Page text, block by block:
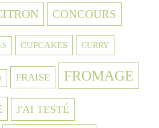
CONCOURS
CUPCAKES CURRY
FRAISE FROMAGE
J'AI TESTÉ